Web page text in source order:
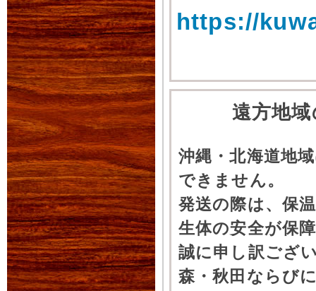
https://
遠方地
沖縄・北海道地
できません。
発送の際は、保
生体の安全が保
誠に申し訳ござ
森・秋田ならび